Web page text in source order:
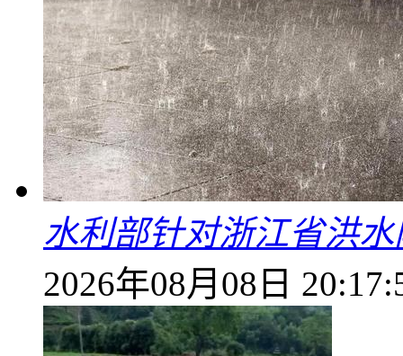
水利部针对浙江省洪
2026年08月08日